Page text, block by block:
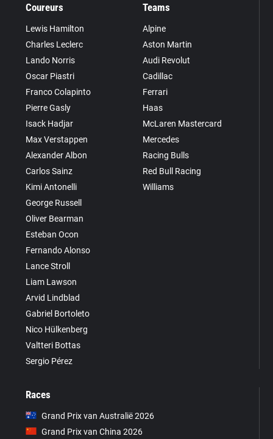
Coureurs
Lewis Hamilton
Charles Leclerc
Lando Norris
Oscar Piastri
Franco Colapinto
Pierre Gasly
Isack Hadjar
Max Verstappen
Alexander Albon
Carlos Sainz
Kimi Antonelli
George Russell
Oliver Bearman
Esteban Ocon
Fernando Alonso
Lance Stroll
Liam Lawson
Arvid Lindblad
Gabriel Bortoleto
Nico Hülkenberg
Valtteri Bottas
Sergio Pérez
Teams
Alpine
Aston Martin
Audi Revolut
Cadillac
Ferrari
Haas
McLaren Mastercard
Mercedes
Racing Bulls
Red Bull Racing
Williams
Races
Grand Prix van Australië 2026
Grand Prix van China 2026